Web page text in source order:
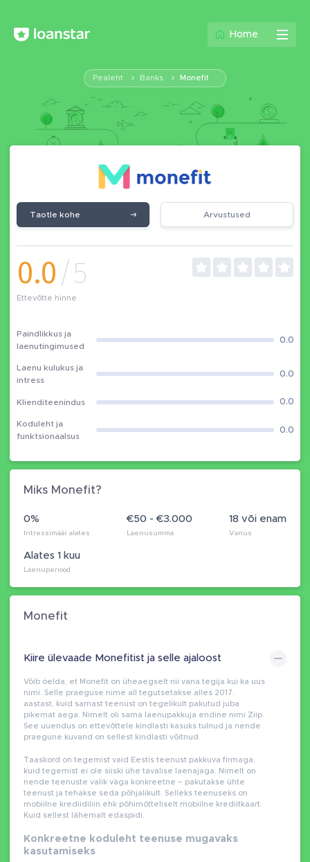
Home
Pealeht Banks Monefit
Taotle kohe Arvustused
0.0/5
Ettevõtte hinne
Paindlikkus ja
laenutingimused
0.0
Laenu kulukus ja
intress
0.0
Klienditeenindus 0.0
Koduleht ja
funktsionaalsus
0.0
Miks Monefit?
0%
Intressimäär alates
€50 - €3.000
Laenusumma
Alates 1 kuu
Laenuperiood
18 või enam
Vanus
Monefit
Kiire ülevaade Monefitist ja selle ajaloost
Võib öelda, et Monefit on üheaegselt nii vana tegija kui ka uus
nimi. Selle praeguse nime all tegutsetakse alles 2017.
aastast, kuid sarnast teenust on tegelikult pakutud juba
pikemat aega. Nimelt oli sama laenupakkuja endine nimi Ziip.
See uuendus on ettevõttele kindlasti kasuks tulnud ja nende
praegune kuvand on sellest kindlasti võitnud.
Taaskord on tegemist vaid Eestis teenust pakkuva firmaga,
kuid tegemist ei ole siiski ühe tavalise laenajaga. Nimelt on
nende teenuste valik väga konkreetne – pakutakse ühte
teenust ja tehakse seda põhjalikult. Selleks teenuseks on
mobiilne krediidiliin ehk põhimõtteliselt mobiilne krediitkaart.
Kuid sellest lähemalt edaspidi.
Konkreetne koduleht teenuse mugavaks
kasutamiseks